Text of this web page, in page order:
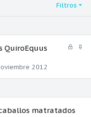
Filtros
QuiroEquus
2012
matratados